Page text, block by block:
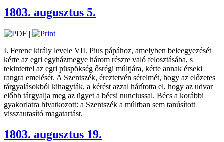
1803. augusztus 5.
|
I. Ferenc király levele VII. Pius pápához, amelyben beleegyezését
kérte az egri egyházmegye három részre való felosztásába, s
tekintettel az egri püspökség ősrégi múltjára, kérte annak érseki
rangra emelését. A Szentszék, éreztetvén sérelmét, hogy az előzetes
tárgyalásokból kihagyták, a kérést azzal hárította el, hogy az udvar
előbb tárgyalja meg az ügyet a bécsi nunciussal. Bécs a korábbi
gyakorlatra hivatkozott: a Szentszék a múltban sem tanúsított
visszautasító magatartást.
1803. augusztus 19.